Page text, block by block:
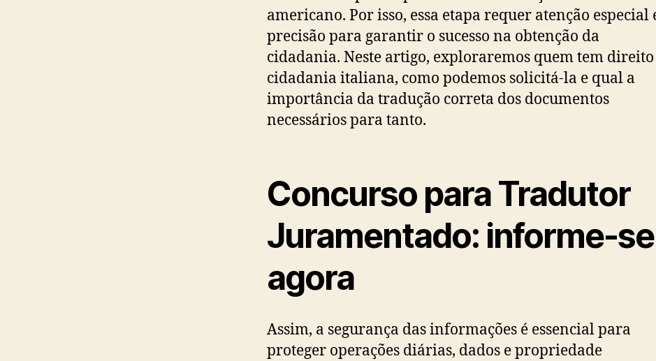
americano. Por isso, essa etapa requer atenção especial
precisão para garantir o sucesso na obtenção da
cidadania. Neste artigo, exploraremos quem tem direito
cidadania italiana, como podemos solicitá-la e qual a
importância da tradução correta dos documentos
necessários para tanto.
Concurso para Tradutor
Juramentado: informe-se
agora
Assim, a segurança das informações é essencial para
proteger operações diárias, dados e propriedade